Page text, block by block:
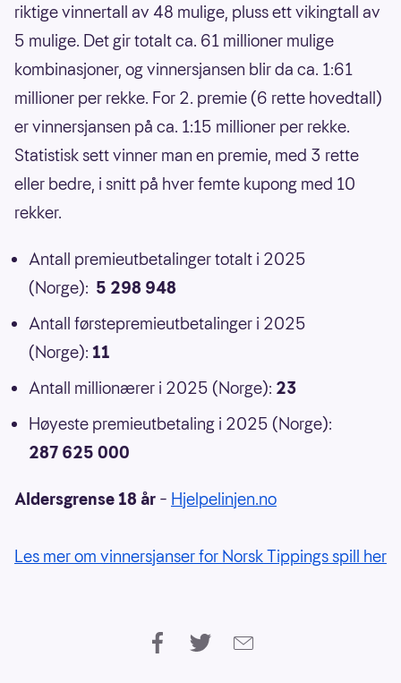
riktige vinnertall av 48 mulige, pluss ett vikingtall av
5 mulige. Det gir totalt ca. 61 millioner mulige
kombinasjoner, og vinnersjansen blir da ca. 1:61
millioner per rekke. For 2. premie (6 rette hovedtall)
er vinnersjansen på ca. 1:15 millioner per rekke.
Statistisk sett vinner man en premie, med 3 rette
eller bedre, i snitt på hver femte kupong med 10
rekker.
Antall premieutbetalinger totalt i 2025
(Norge): 5 298 948
Antall førstepremieutbetalinger i 2025
(Norge): 11
Antall millionærer i 2025 (Norge): 23
Høyeste premieutbetaling i 2025 (Norge):
287 625 000
Aldersgrense 18 år – Hjelpelinjen.no
Les mer om vinnersjanser for Norsk Tippings spill her